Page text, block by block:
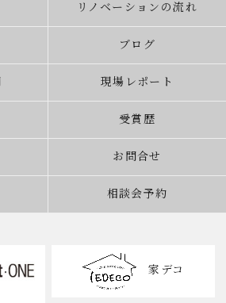
リノベーションの流れ
ブログ
現場レポート
受賞歴
お問合せ
相談会予約
家デコ